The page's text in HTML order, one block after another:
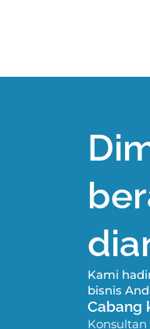
Kami
bisnis
Cabang
Konsultan